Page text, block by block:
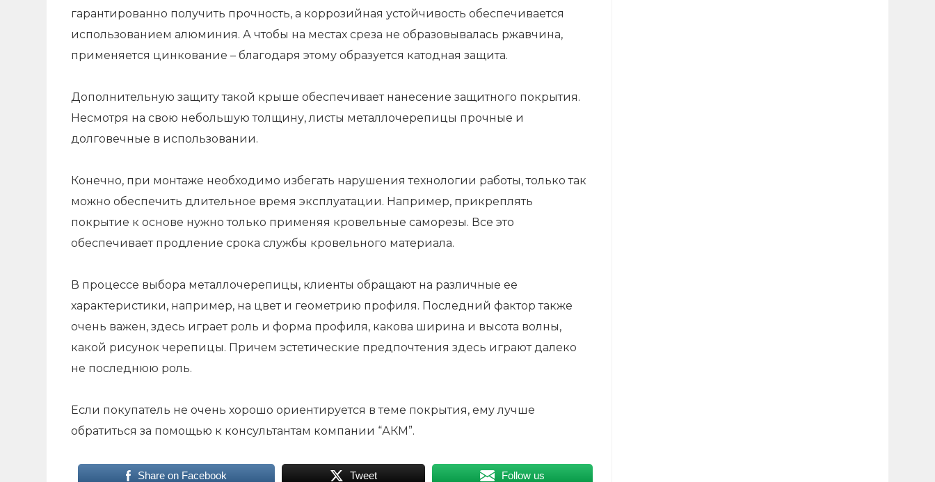
гарантированно получить прочность, а коррозийная устойчивость обеспечивается
использованием алюминия. А чтобы на местах среза не образовывалась ржавчина,
применяется цинкование – благодаря этому образуется катодная защита.
Дополнительную защиту такой крыше обеспечивает нанесение защитного покрытия.
Несмотря на свою небольшую толщину, листы металлочерепицы прочные и
долговечные в использовании.
Конечно, при монтаже необходимо избегать нарушения технологии работы, только так
можно обеспечить длительное время эксплуатации. Например, прикреплять
покрытие к основе нужно только применяя кровельные саморезы. Все это
обеспечивает продление срока службы кровельного материала.
В процессе выбора металлочерепицы, клиенты обращают на различные ее
характеристики, например, на цвет и геометрию профиля. Последний фактор также
очень важен, здесь играет роль и форма профиля, какова ширина и высота волны,
какой рисунок черепицы. Причем эстетические предпочтения здесь играют далеко
не последнюю роль.
Если покупатель не очень хорошо ориентируется в теме покрытия, ему лучше
обратиться за помощью к консультантам компании “АКМ”.
Share on Facebook Tweet Follow us